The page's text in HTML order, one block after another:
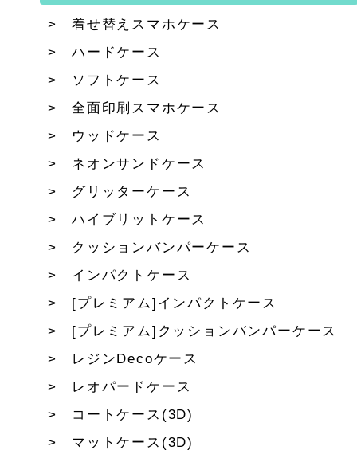
着せ替えスマホケース
ハードケース
ソフトケース
全面印刷スマホケース
ウッドケース
ネオンサンドケース
グリッターケース
ハイブリットケース
クッションバンパーケース
インパクトケース
[プレミアム]インパクトケース
[プレミアム]クッションバンパーケース
レジンDecoケース
レオパードケース
コートケース(3D)
マットケース(3D)